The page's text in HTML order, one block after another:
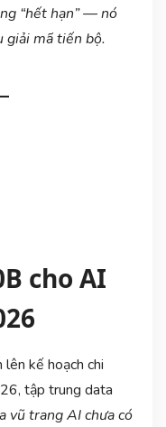
“hết hạn” — nó
giải mã tiến bộ.
cho AI
kế hoạch chi
tập trung data
vũ trang AI chưa có